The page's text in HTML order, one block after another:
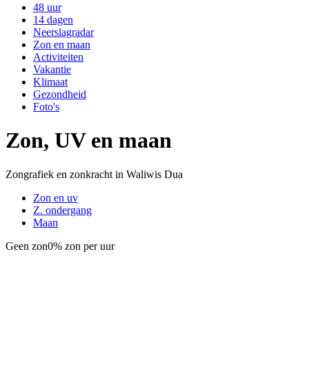
48 uur
14 dagen
Neerslagradar
Zon en maan
Activiteiten
Vakantie
Klimaat
Gezondheid
Foto's
Zon, UV en maan
Zongrafiek en zonkracht in Waliwis Dua
Zon en uv
Z. ondergang
Maan
Geen zon0% zon per uur